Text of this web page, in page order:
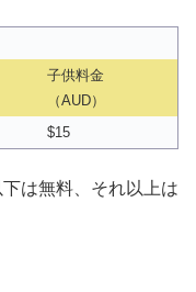
子供料金
（AUD）
$15
は無料、それ以上は